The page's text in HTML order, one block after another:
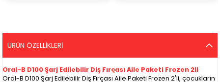
ÜRÜN ÖZELLIKLERI
Oral-B D100 Şarj Edilebilir Diş Fırçası Aile Paketi Frozen 2li
Oral-B D100 Şarj Edilebilir Diş Fırçası Aile Paketi Frozen 2'li, çocukların